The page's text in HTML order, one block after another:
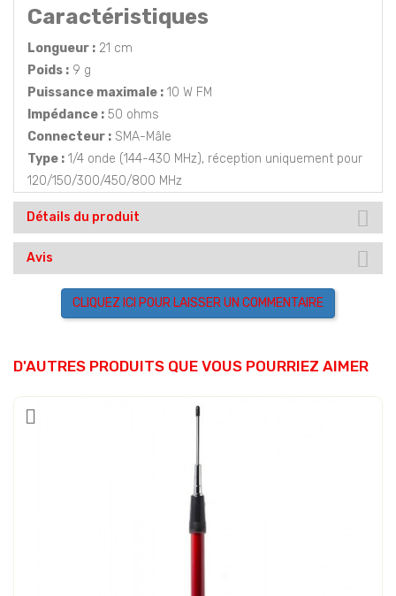
Caractéristiques
Longueur : 21 cm
Poids : 9 g
Puissance maximale : 10 W FM
Impédance : 50 ohms
Connecteur : SMA-Mâle
Type : 1/4 onde (144-430 MHz), réception uniquement pour
120/150/300/450/800 MHz
Détails du produit
Avis
CLIQUEZ ICI POUR LAISSER UN COMMENTAIRE
D'AUTRES PRODUITS QUE VOUS POURRIEZ AIMER